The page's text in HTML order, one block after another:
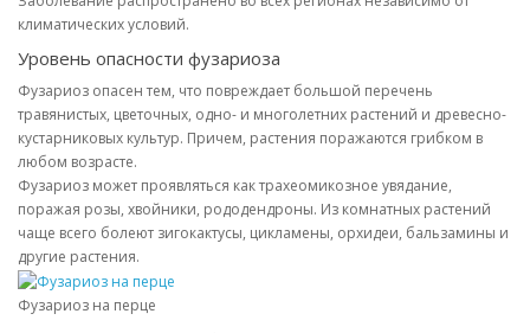
климатических условий.
Уровень опасности фузариоза
Фузариоз опасен тем, что повреждает большой перечень
травянистых, цветочных, одно- и многолетних растений и древесно-
кустарниковых культур. Причем, растения поражаются грибком в
любом возрасте.
Фузариоз может проявляться как трахеомикозное увядание,
поражая розы, хвойники, рододендроны. Из комнатных растений
чаще всего болеют зигокактусы, цикламены, орхидеи, бальзамины и
другие растения.
Фузариоз на перце